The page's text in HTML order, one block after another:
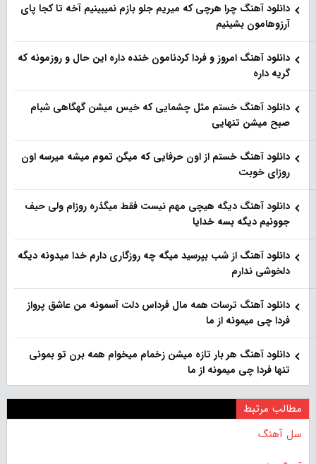
دانلود آهنگ چرا هرچی که میریم جلو بازم نمیبینیم آخه تا کجا پای
آرزوهامون بشینیم
دانلود آهنگ امروز و فردا کردنامون خنده داره این حال و روزمونه که
گریه داره
دانلود آهنگ خستم مثل چشمایی که خیس میشن گهگاهی شبام
صبح میشن تنهایی
دانلود آهنگ خستم از اون حرفایی که میگن تموم میشه میرسه اون
روزای خوبت
دانلود آهنگ دیگه هیچی مهم نیست فقط میگذره روزام ولی حیف
جوونیم دیگه بسه خدایا
دانلود آهنگ از شب بپرسید میگه چه روزگاری دارم خدا میدونه دیگه
دلخوشی ندارم
دانلود آهنگ ترسات همه مال فرداس دلت آسمونه من عاشق پرواز
فردا چی میمونه از ما
دانلود آهنگ هر بار تازه میشن زخمام میخوام همه برن تو بمونی
تنها فردا چی میمونه از ما
مطالب مرتبط
سل آهنگ